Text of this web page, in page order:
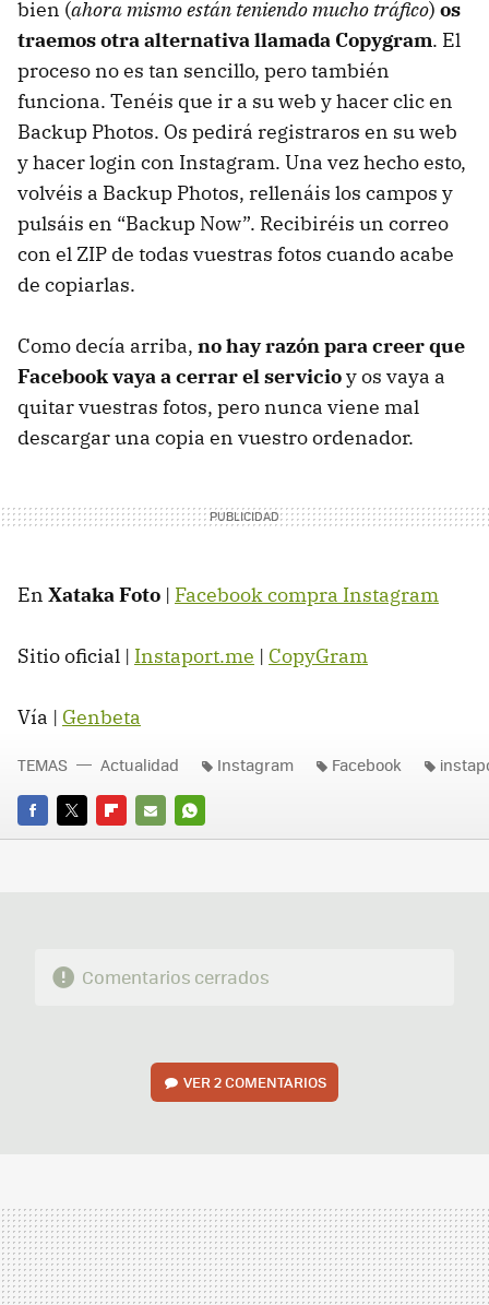
bien (ahora mismo están teniendo mucho tráfico) os
traemos otra alternativa llamada Copygram. El
proceso no es tan sencillo, pero también
funciona. Tenéis que ir a su web y hacer clic en
Backup Photos. Os pedirá registraros en su web
y hacer login con Instagram. Una vez hecho esto,
volvéis a Backup Photos, rellenáis los campos y
pulsáis en “Backup Now”. Recibiréis un correo
con el ZIP de todas vuestras fotos cuando acabe
de copiarlas.
Como decía arriba, no hay razón para creer que
Facebook vaya a cerrar el servicioy os vaya a
quitar vuestras fotos, pero nunca viene mal
descargar una copia en vuestro ordenador.
En Xataka Foto | Facebook compra Instagram
Sitio oficial | Instaport.me | CopyGram
Vía | Genbeta
FACEBOOK
TWITTERFLIPBOARD
E-
WHATSAPP
TEMAS Actualidad Instagram Facebook
Comentarios cerrados
VER2 COMENTARIOS